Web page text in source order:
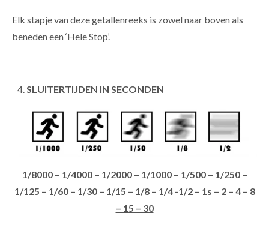
Elk stapje van deze getallenreeks is zowel naar boven als
beneden een ‘Hele Stop’.
SLUITERTIJDEN IN SECONDEN
1/8000 – 1/4000 – 1/2000 – 1/1000 – 1/500 – 1/250 –
1/125 – 1/60 – 1/30 – 1/15 – 1/8 – 1/4 -1/2 – 1s – 2 – 4 – 8
– 15 – 30